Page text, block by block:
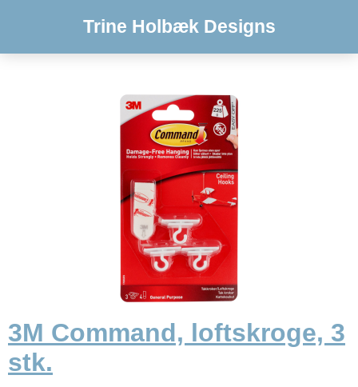
Trine Holbæk Designs
3M Command, loftskroge, 3
stk.